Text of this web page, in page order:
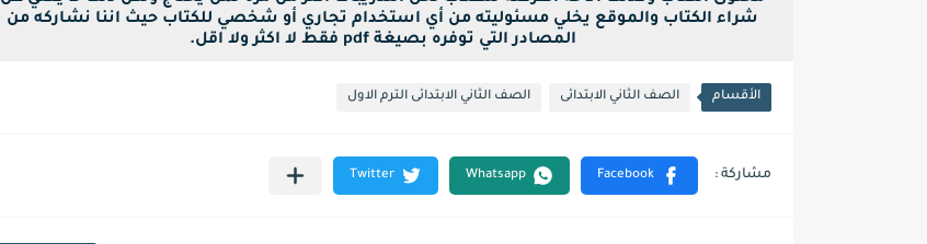
شراء الكتاب والموقع يخلي مسئوليته من أي استخدام تجاري أو شخصي للكتاب حيث اننا نشاركه من
المصادر التي توفره بصيغة pdf فقط لا اكثر ولا اقل.
الأقسام الصف الثاني الابتدائى الصف الثاني الابتدائى الترم الاول